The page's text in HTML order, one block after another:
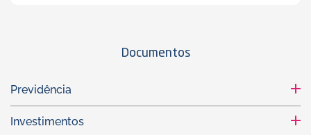
Documentos
Previdência
Investimentos